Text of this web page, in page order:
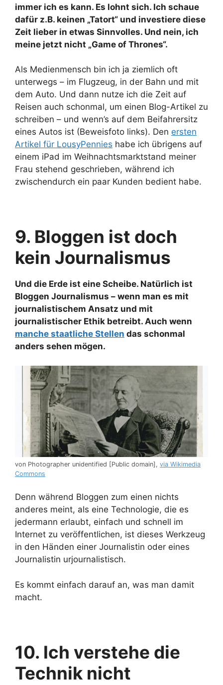
immer ich es kann. Es lohnt sich. Ich schaue
dafür z.B. keinen „Tatort“ und investiere diese
Zeit lieber in etwas Sinnvolles. Und nein, ich
meine jetzt nicht „Game of Thrones“.
Als Medienmensch bin ich ja ziemlich oft
unterwegs – im Flugzeug, in der Bahn und mit
dem Auto. Und dann nutze ich die Zeit auf
Reisen auch schonmal, um einen Blog-Artikel zu
schreiben – und wenn’s auf dem Beifahrersitz
eines Autos ist (Beweisfoto links). Den ersten
Artikel für LousyPennies habe ich übrigens auf
einem iPad im Weihnachtsmarktstand meiner
Frau stehend geschrieben, während ich
zwischendurch ein paar Kunden bedient habe.
9. Bloggen ist doch
kein Journalismus
Und die Erde ist eine Scheibe. Natürlich ist
Bloggen Journalismus – wenn man es mit
journalistischem Ansatz und mit
journalistischer Ethik betreibt. Auch wenn
manche staatliche Stellen das schonmal
anders sehen mögen.
von Photographer unidentified [Public domain], via Wikimedia
Commons
Denn während Bloggen zum einen nichts
anderes meint, als eine Technologie, die es
jedermann erlaubt, einfach und schnell im
Internet zu veröffentlichen, ist dieses Werkzeug
in den Händen einer Journalistin oder eines
Journalistin urjournalistisch.
Es kommt einfach darauf an, was man damit
macht.
10. Ich verstehe die
Technik nicht